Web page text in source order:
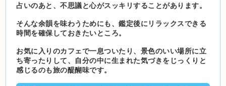
占いのあと、不思議と心がスッキリすることがあります。
そんな余韻を味わうためにも、鑑定後にリラックスできる
時間を確保しておきたいところ。
お気に入りのカフェで一息ついたり、景色のいい場所に立
ち寄ったりして、自分の中に生まれた気づきをじっくりと
感じるのも旅の醍醐味です。